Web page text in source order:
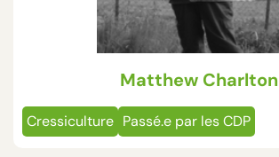
Matthew Charlton
Cressiculture Passé.e par les CDP